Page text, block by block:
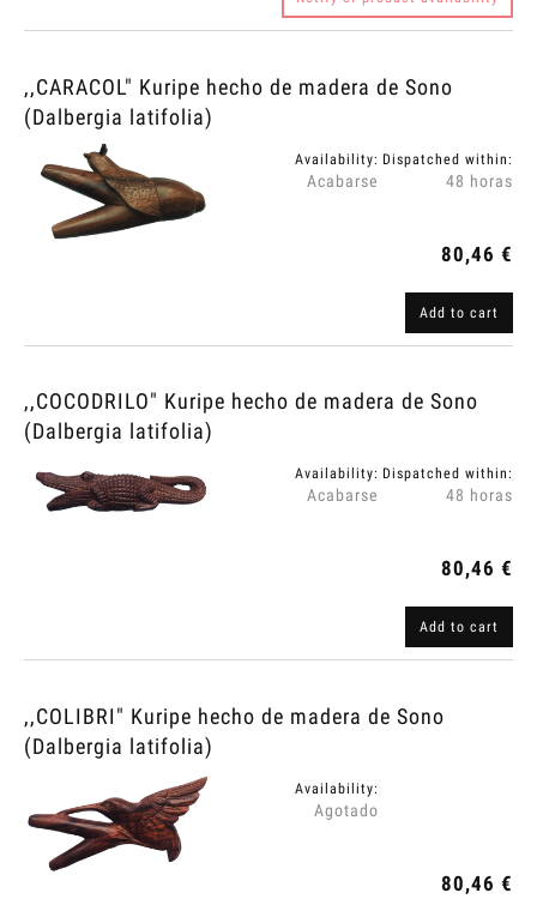
,,CARACOL" Kuripe hecho de madera de Sono
(Dalbergia latifolia)
Availability:
Acabarse
Dispatched within:
48 horas
80,46 €
Add to cart
,,COCODRILO" Kuripe hecho de madera de Sono
(Dalbergia latifolia)
Availability:
Acabarse
Dispatched within:
48 horas
80,46 €
Add to cart
,,COLIBRI" Kuripe hecho de madera de Sono
(Dalbergia latifolia)
Availability:
Agotado
80,46 €